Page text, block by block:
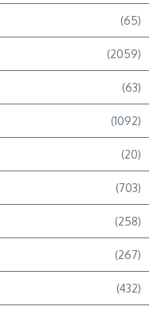
(65)
(2059)
(63)
(1092)
(20)
(703)
(258)
(267)
(432)